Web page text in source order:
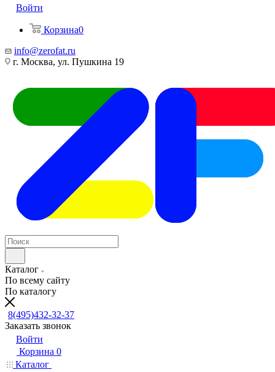
Войти
Корзина0
info@zerofat.ru
г. Москва, ул. Пушкина 19
Каталог
По всему сайту
По каталогу
8(495)432-32-37
Заказать звонок
Войти
Корзина 0
Каталог